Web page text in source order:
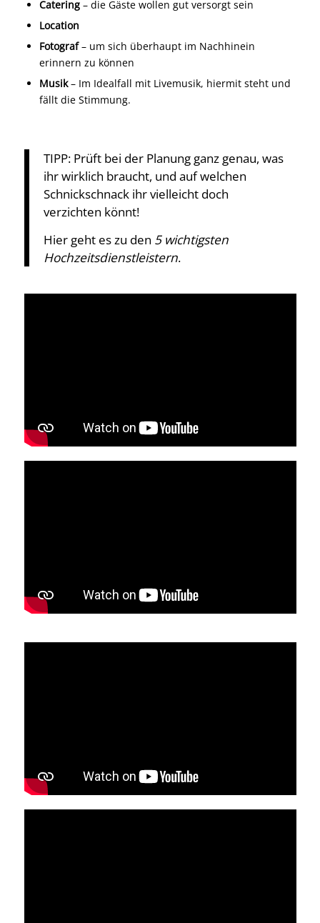
Catering– die Gäste wollen gut versorgt sein
Location
Fotograf– um sich überhaupt im Nachhinein
erinnern zu können
Musik– Im Idealfall mit Livemusik, hiermit steht und
fällt die Stimmung.
TIPP: Prüft bei der Planung ganz genau, was
ihr wirklich braucht, und auf welchen
Schnickschnack ihr vielleicht doch
verzichten könnt!
Hier geht es zu den 5 wichtigsten
Hochzeitsdienstleistern.